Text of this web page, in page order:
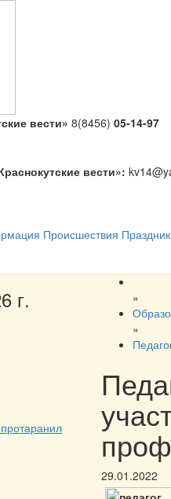
вести» 8(8456) 05-14-97
вести»:
Происшествия
г.
»
»
29.01.2022